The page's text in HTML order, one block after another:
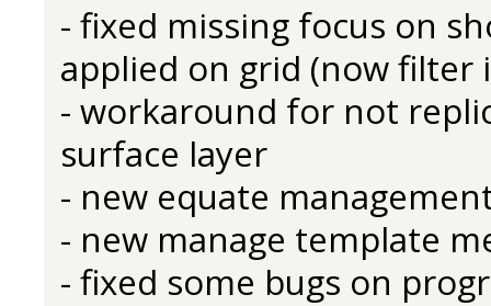
- fixed missing focus on
applied on grid (now filter
- workaround for not
surface layer
- new equate
- new manage template
- fixed some bugs on